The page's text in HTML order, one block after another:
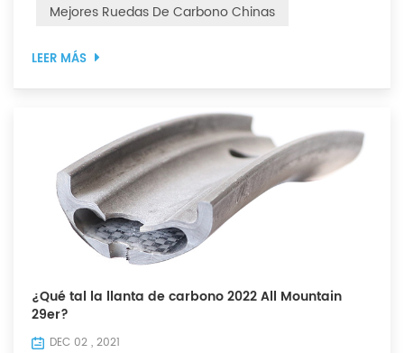
tema de nuestra discusión. Para el ciclista profesional,
Mejores Ruedas De Carbono Chinas
LEER MÁS
¿Qué tal la llanta de carbono 2022 All Mountain
29er?
DEC 02 , 2021